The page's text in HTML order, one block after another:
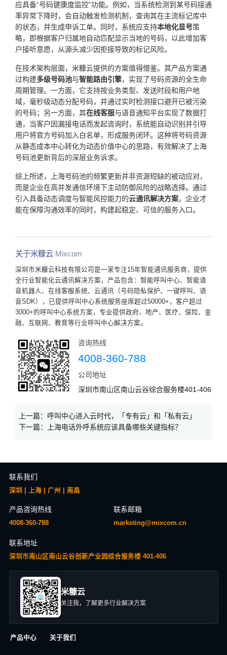
应具备“号码健康度监控”功能。例如，当系统检测到某号码接通
率异常下降时，会自动触发检测机制，查询其在主流标记库中
的状态，并生成申诉工单。同时，系统应支持本地化显号策
略，即根据客户归属地自动匹配显示当地的号码，以此增加客
户接听意愿，从源头减少因拒接导致的标记风险。
在技术架构层面，米糠云提供的方案值得借鉴。其产品方案通
过构建多级号码池与智能路由引擎，实现了号码资源的全生命
周期管理。一方面，它支持按业务类型、发送时段和用户地
域，毫秒级动态分配号码，并通过实时检测接口避开已被污染
的号码；另一方面，其在线客服与语音通知平台实现了数据打
通，当客户因漏接电话而发起咨询时，系统能自动识别并引导
用户将官方号码加入白名单，形成服务闭环。这种将号码资源
从静态成本中心转化为动态价值中心的思路，有效解决了上海
号码池更新背后的深层业务诉求。
综上所述，上海号码池的频繁更新并非资源短缺的被动应对，
而是企业在高并发通信环境下主动防御风险的战略选择。通过
引入具备动态调度与智能风控能力的云通讯解决方案，企业才
能在保障沟通效率的同时，构建起稳定、可信的服务入口。
关于米糠云 Mixcom
深圳市米糠云科技有限公司是一家专注15年智能通讯服务商，提供
全行业智能化云通讯解决方案，产品包含：智能呼叫中心、智能语
音机器人、在线客服系统、云通讯（号码隐私保护、一键呼叫、语
音SDK），已提供呼叫中心系统服务座席超过50000+，客户超过
3000+的呼叫中心系统方案，专业提供政府、地产、医疗、保险、金
融、互联网、教育等行业呼叫中心解决方案。
咨询热线
4008-360-788
公司地址
深圳市南山区南山云谷综合服务楼401-406
上一篇： 呼叫中心进入云时代，「专有云」和「私有云」
下一篇：
上海电话外呼系统应该具备哪些关键指标？
联系我们
深圳 | 上海 | 广州 | 南昌
产品咨询热线
4008-360-788
联系邮箱
marketing@mixcom.cn
联系地址
深圳市南山区南山云谷创新产业园综合服务楼 401-406
米糠云
关注我，了解更多行业解决方案
产品中心 关于我们